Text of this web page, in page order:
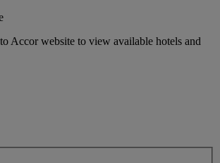
Accor website to view available hotels and